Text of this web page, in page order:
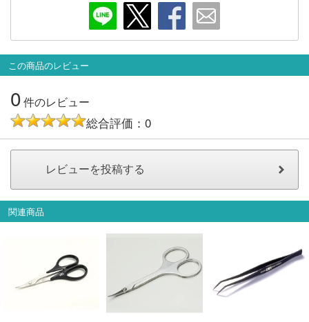
Infomation
お問い合せ
ログイン/マイページ
お気に入りリスト
会員ランクについて
この商品のレビュー
0件のレビュー
総合評価：0
関連商品